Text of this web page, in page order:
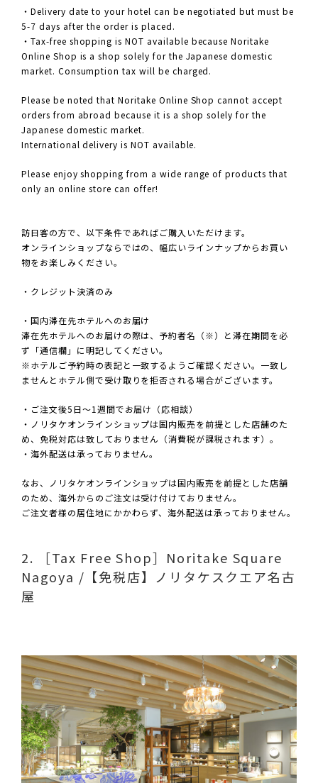
・Delivery date to your hotel can be negotiated but must be
5-7 days after the order is placed.
・Tax-free shopping is NOT available because Noritake
Online Shop is a shop solely for the Japanese domestic
market. Consumption tax will be charged.
Please be noted that Noritake Online Shop cannot accept
orders from abroad because it is a shop solely for the
Japanese domestic market.
International delivery is NOT available.
Please enjoy shopping from a wide range of products that
only an online store can offer!
訪日客の方で、以下条件であればご購入いただけます。
オンラインショップならではの、幅広いラインナップからお買い
物をお楽しみください。
・クレジット決済のみ
・国内滞在先ホテルへのお届け
滞在先ホテルへのお届けの際は、予約者名（※）と滞在期間を必
ず「通信欄」に明記してください。
※ホテルご予約時の表記と一致するようご確認ください。一致し
ませんとホテル側で受け取りを拒否される場合がございます。
・ご注文後5日～1週間でお届け（応相談）
・ノリタケオンラインショップは国内販売を前提とした店舗のた
め、免税対応は致しておりません（消費税が課税されます）。
・海外配送は承っておりません。
なお、ノリタケオンラインショップは国内販売を前提とした店舗
のため、海外からのご注文は受け付けておりません。
ご注文者様の居住地にかかわらず、海外配送は承っておりません。
2. ［Tax Free Shop］Noritake Square
Nagoya /【免税店】ノリタケスクエア名古
屋